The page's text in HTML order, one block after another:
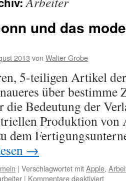
und das
2013 von Walter Grobe
5-teiligen Artikel
über
die Bedeutung der
Produktion von
dem
→
| Verschlagwortet mitApple,
| Kommentare deaktiviertfür